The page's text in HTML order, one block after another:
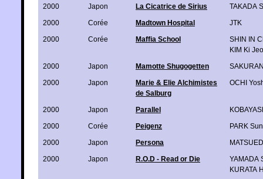
2000
Japon La Cicatrice de Sirius
TAKADA
2000
Corée Madtown Hospital
JTK
2000
Corée Maffia School
SHIN IN
KIM Ki
2000
Japon Mamotte Shugogetten
2000
Japon
Marie & Elie Alchimistes
de Salburg
OCHI
2000 Japon Parallel
2000
Corée Peigenz
PARK
2000
Japon Persona
2000
Japon R.O.D - Read or Die
YAMADA
KURATA